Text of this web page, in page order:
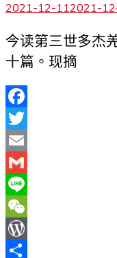
2021-12-112021-
今读第三世多杰
十篇。现摘
Facebook
Twitter
Email
Gmail
Line
WeChat
WordPress